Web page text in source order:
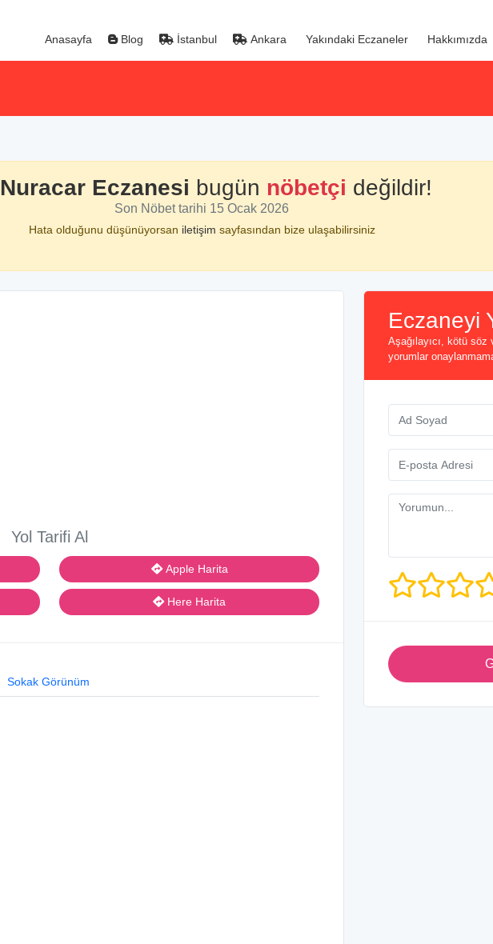
Anasayfa Blog İstanbul Ankara Yakındaki Eczaneler Hakkımızda
Nuracar Eczanesi bugün nöbetçi değildir!
Son Nöbet tarihi 15 Ocak 2026
Hata olduğunu düşünüyorsan iletişim sayfasından bize ulaşabilirsiniz
Yol Tarifi Al
Apple Harita
Here Harita
Sokak Görünüm
Eczaneyi
Aşağılayıcı, kötü söz
yorumlar